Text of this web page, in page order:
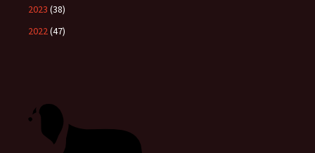
2023 (38)
2022(47)